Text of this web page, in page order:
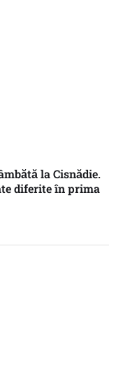
la Cisnădie.
diferite în prima